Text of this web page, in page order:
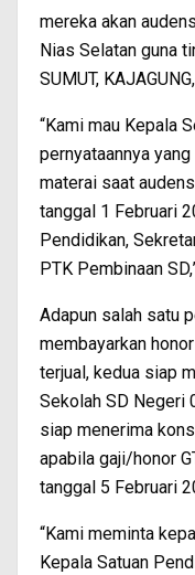
mereka akan
Nias Selatan guna
SUMUT,
“Kami mau Kepala
pernyataannya
materai saat
tanggal 1 Februari
Pendidikan,
PTK Pembinaan
Adapun salah satu
membayarkan
terjual, kedua siap
Sekolah SD Negeri
siap menerima
apabila gaji/honor
tanggal 5 Februari
“Kami meminta
Kepala Satuan